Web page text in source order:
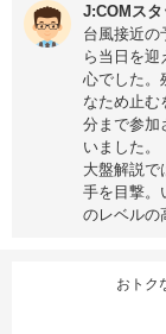
J:COMス
台風接近の
ら当日を
心でした。
なため止む
分まで参加
いました。
大盤解説で
手を目撃。
のレベルの
おトク